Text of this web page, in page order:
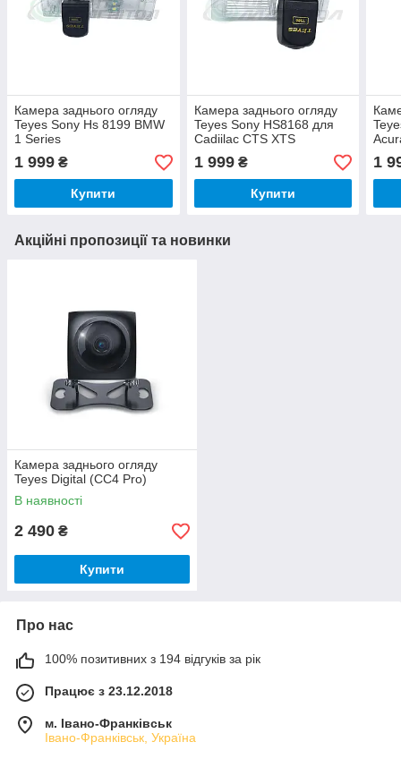
Камера заднього огляду
Teyes Sony Hs 8199 BMW
1 Series
(E81/E87/F20/F21) 2004-
2017
1 999 ₴
Купити
Камера заднього огляду
Teyes Sony HS8168 для
Cadiilac CTS XTS
1 999₴
Купити
1
Акційні пропозиції та новинки
Камера заднього огляду
Teyes Digital (CC4 Pro)
В наявності
2 490 ₴
Купити
Про нас
100% позитивних з 194 відгуків за рік
Працює з 23.12.2018
м. Івано-Франківськ
Івано-Франківськ, Україна